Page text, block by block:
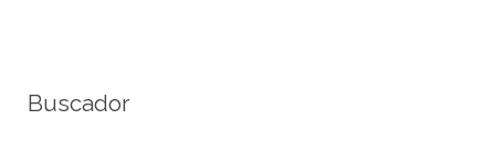
Buscador